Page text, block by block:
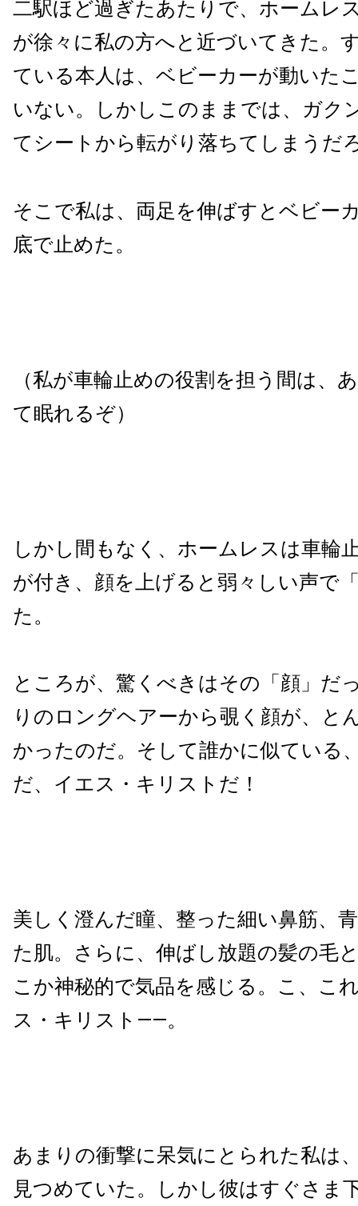
二駅ほど過ぎたあたりで、ホームレ
が徐々に私の方へと近づいてきた。
ている本人は、ベビーカーが動いた
いない。しかしこのままでは、ガク
てシートから転がり落ちてしまうだ
そこで私は、両足を伸ばすとベビー
底で止めた。
（私が車輪止めの役割を担う間は、
て眠れるぞ）
しかし間もなく、ホームレスは車輪
が付き、顔を上げると弱々しい声で
た。
ところが、驚くべきはその「顔」だ
りのロングヘアーから覗く顔が、と
かったのだ。そして誰かに似ている
だ、イエス・キリストだ！
美しく澄んだ瞳、整った細い鼻筋、
た肌。さらに、伸ばし放題の髪の毛
こか神秘的で気品を感じる。こ、こ
ス・キリスト――。
あまりの衝撃に呆気にとられた私は
見つめていた。しかし彼はすぐさま